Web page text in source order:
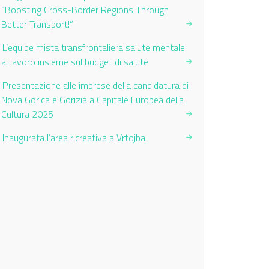
“Boosting Cross-Border Regions Through
Better Transport!”
L’equipe mista transfrontaliera salute mentale
al lavoro insieme sul budget di salute
Presentazione alle imprese della candidatura di
Nova Gorica e Gorizia a Capitale Europea della
Cultura 2025
Inaugurata l’area ricreativa a Vrtojba